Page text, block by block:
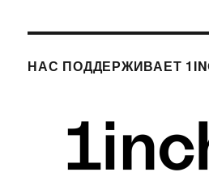
НАС ПОДДЕРЖИВАЕТ